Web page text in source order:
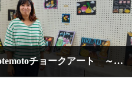
6月開催 otemotoチョークアート ～てがきの世界～